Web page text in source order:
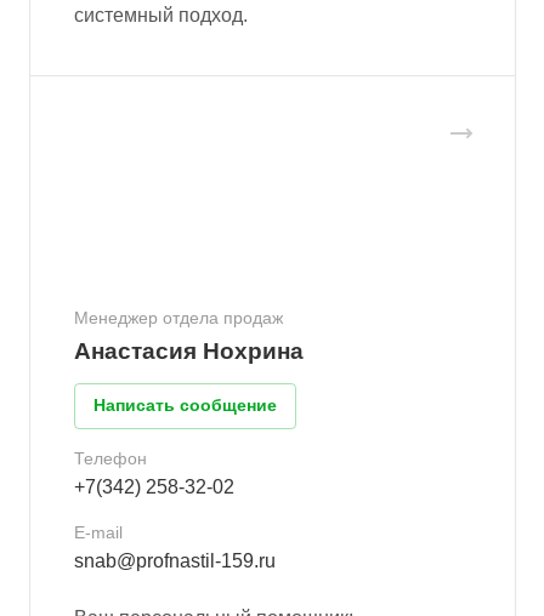
системный подход.
Менеджер отдела продаж
Анастасия Нохрина
Написать сообщение
Телефон
+7(342) 258-32-02
E-mail
snab@profnastil-159.ru